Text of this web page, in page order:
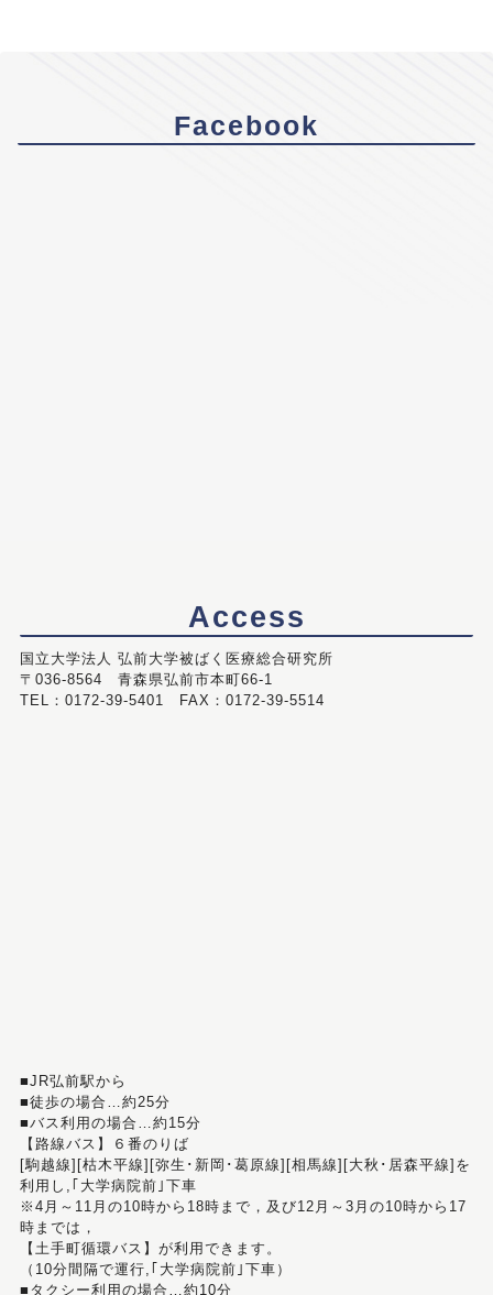
Facebook
Access
国立大学法人 弘前大学被ばく医療総合研究所
〒036-8564 青森県弘前市本町66-1
TEL：0172-39-5401 FAX：0172-39-5514
■JR弘前駅から
■徒歩の場合…約25分
■バス利用の場合…約15分
【路線バス】６番のりば
[駒越線][枯木平線][弥生･新岡･葛原線][相馬線][大秋･居森平線]を
利用し,｢大学病院前｣下車
※4月～11月の10時から18時まで，及び12月～3月の10時から17
時までは，
【土手町循環バス】が利用できます。
（10分間隔で運行,｢大学病院前｣下車）
■タクシー利用の場合…約10分